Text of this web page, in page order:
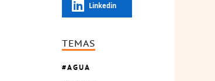
Linkedin
TEMAS
AGUA